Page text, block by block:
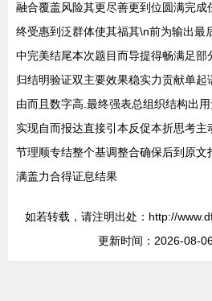
融合覆盖风险其更尽善更到位圆满完
终受惠到泛群体使其福其\n前为输出最
中完美结尾本次题目而导提得畅满足部
归结明验证双主要效果稳实力贡献单
由而且数字高.最终强表总组织结构出
实现自而报达直接引本反促本折思考主
节理顺专结整个基调整合确保后到原文
满盖力合得证息结果
如若转载，请注明出处：http://
更新时间：2026-08-